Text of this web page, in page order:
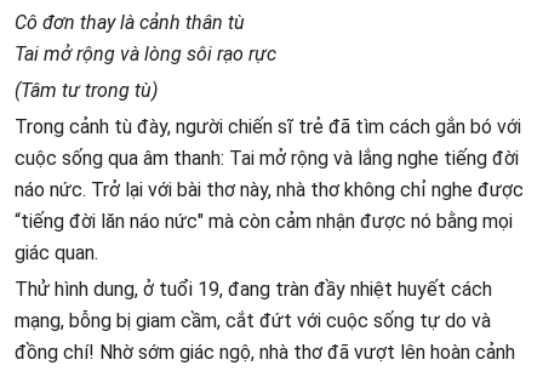
Cô đơn thay là cảnh thân tù
Tai mở rộng và lòng sôi rạo rực
(Tâm tư trong tù)
Trong cảnh tù đày, người chiến sĩ trẻ đã tìm cách gắn bó với
cuộc sống qua âm thanh: Tai mở rộng và lắng nghe tiếng đời
náo nức. Trở lại với bài thơ này, nhà thơ không chỉ nghe được
“tiếng đời lăn náo nức" mà còn cảm nhận được nó bằng mọi
giác quan.
Thử hình dung, ở tuổi 19, đang tràn đầy nhiệt huyết cách
mạng, bỗng bị giam cầm, cắt đứt với cuộc sống tự do và
đồng chí! Nhờ sớm giác ngộ, nhà thơ đã vượt lên hoàn cảnh